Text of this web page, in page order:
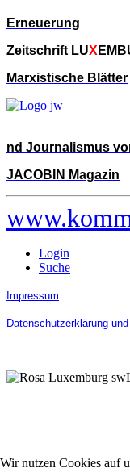
Erneuerung
Zeitschrift LUX
Marxistische Blätter
nd Journalismus
JACOBIN Magazin
Login
Suche
Impressum
Datenschutzerklärung
Wir nutzen Cookies auf